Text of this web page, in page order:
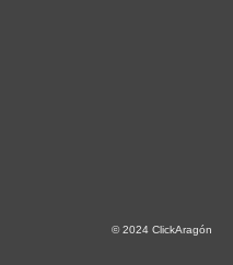
© 2024 ClickAragón